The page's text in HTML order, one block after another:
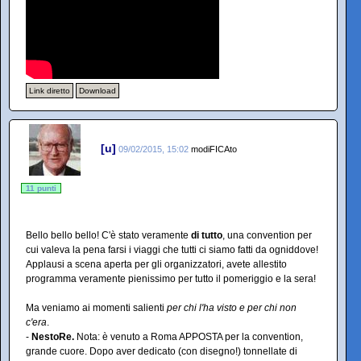
Link diretto Download
[u] 09/02/2015, 15:02 modiFICAto
11 punti
Bello bello bello! C'è stato veramente di tutto, una convention per
cui valeva la pena farsi i viaggi che tutti ci siamo fatti da ogniddove!
Applausi a scena aperta per gli organizzatori, avete allestito
programma veramente pienissimo per tutto il pomeriggio e la sera!
Ma veniamo ai momenti salienti per chi l'ha visto e per chi non
c'era.
- NestoRe. Nota: è venuto a Roma APPOSTA per la convention,
grande cuore. Dopo aver dedicato (con disegno!) tonnellate di